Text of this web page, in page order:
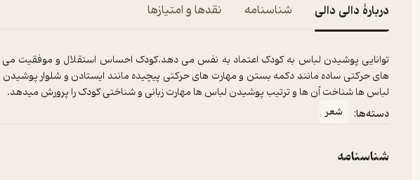
دربارۀ دالی دالی شناسنامه نقدها و امتیازها
توانایی پوشیدن لباس به کودک اعتماد به نفس می دهد.کودک احساس استقلال و موفقیت
های حرکتی ساده مانند دکمه بستن و مهارت های حرکتی پیچیده مانند ایستادن و شلوار پوشیدن
لباس ها شناخت آن ها و ترتیب پوشیدن لباس ها مهارت زبانی و شناختی کودک را پرورش میدهد.
دسته‌ها: شعر
شناسنامه